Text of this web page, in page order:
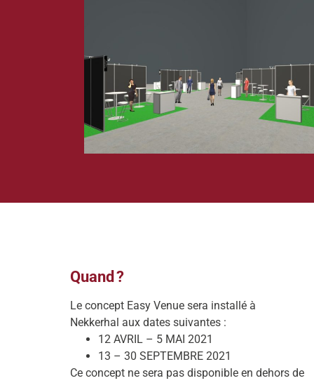
Quand ?
Le concept Easy Venue sera installé à
Nekkerhal aux dates suivantes :
12 AVRIL – 5 MAI 2021
13 – 30 SEPTEMBRE 2021
Ce concept ne sera pas disponible en dehors de